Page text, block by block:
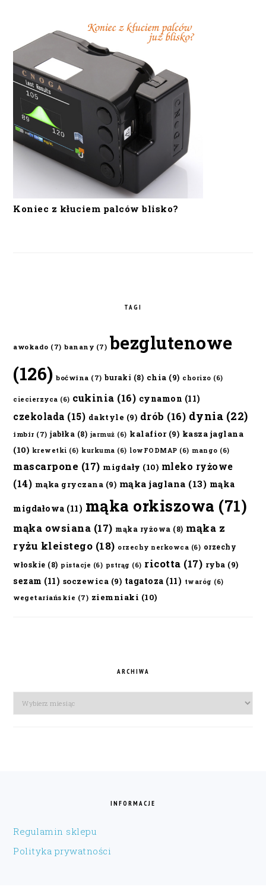
Koniec z kłuciem palców blisko?
TAGI
awokado (7) banany (7) bezglutenowe
(126) boćwina (7) buraki (8) chia (9) chorizo (6)
ciecierzyca (6) cukinia (16) cynamon (11)
czekolada (15) daktyle (9) drób (16) dynia (22)
imbir (7) jabłka (8) jarmuż (6) kalafior(9) kasza jaglana
(10) krewetki (6) kurkuma (6) lowFODMAP (6) mango (6)
mascarpone (17) migdały (10) mleko ryżowe
(14) mąka gryczana (9) mąka jaglana (13) mąka
migdałowa (11) mąka orkiszowa (71)
mąka owsiana (17) mąka ryżowa (8) mąka z
ryżu kleistego (18) orzechy nerkowca (6) orzechy
włoskie (8) pistacje (6) pstrąg (6) ricotta (17) ryba (9)
sezam (11) soczewica (9) tagatoza (11) twaróg (6)
wegetariańskie (7) ziemniaki (10)
ARCHIWA
Archiwa
INFORMACJE
Regulamin sklepu
Polityka prywatności